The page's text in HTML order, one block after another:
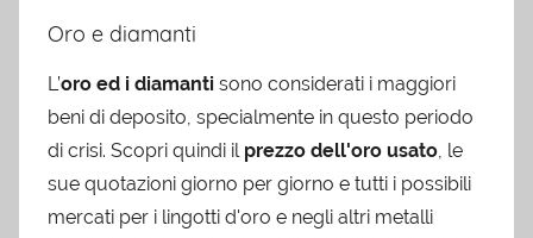
Oro e diamanti
L’oro ed i diamanti sono considerati i maggiori
beni di deposito, specialmente in questo periodo
di crisi. Scopri quindi il prezzo dell'oro usato, le
sue quotazioni giorno per giorno e tutti i possibili
mercati per i lingotti d'oro e negli altri metalli